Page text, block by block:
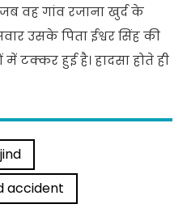
वह गांव रजाना खुर्द के
उसके पिता ईश्वर सिंह की
टक्कर हुई है। हादसा होते ही
accident